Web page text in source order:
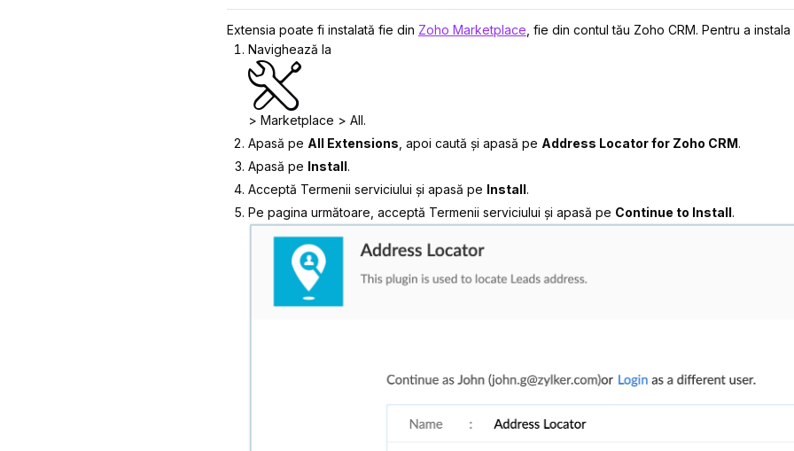
Extensia poate fi instalată fie din Zoho Marketplace , fie din contul tău Zoho CRM. Pentru a
Navighează la
> Marketplace > All.
Apasă pe All Extensions , apoi caută și apasă pe Address Locator for Zoho CRM.
Apasă pe Install.
Acceptă Termenii serviciului și apasă pe Install.
Pe pagina următoare, acceptă Termenii serviciului și apasă pe Continue to Install.